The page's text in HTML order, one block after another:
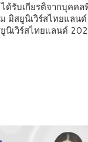
ด้รับเกียรติจากบุคค
มิสยูนิเวิร์สไทยแล
นิเวิร์สไทยแลนด์